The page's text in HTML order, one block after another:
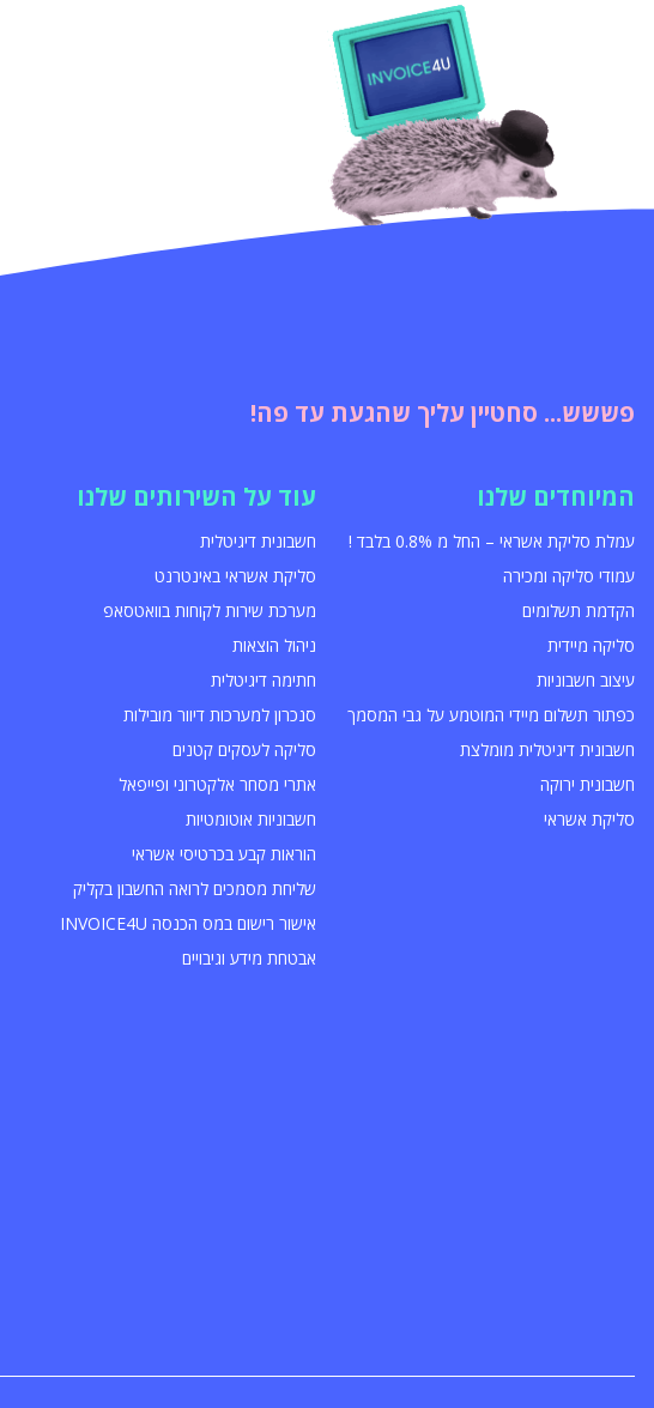
פששש... סחטיין עליך שהגעת עד פה!
המיוחדים שלנו
עמלת סליקת אשראי – החל מ 0.8% בלבד !
עמודי סליקה ומכירה
הקדמת תשלומים
סליקה מיידית
עיצוב חשבוניות
כפתור תשלום מיידי המוטמע על גבי המסמך
חשבונית דיגיטלית מומלצת
חשבונית ירוקה
סליקת אשראי
עוד על השירותים שלנו
חשבונית דיגיטלית
סליקת אשראי באינטרנט
מערכת שירות לקוחות בוואטסאפ
ניהול הוצאות
חתימה דיגיטלית
סנכרון למערכות דיוור מובילות
סליקה לעסקים קטנים
אתרי מסחר אלקטרוני ופייפאל
חשבוניות אוטומטיות
הוראות קבע בכרטיסי אשראי
שליחת מסמכים לרואה החשבון בקליק
אישור רישום במס הכנסה INVOICE4U
אבטחת מידע וגיבויים